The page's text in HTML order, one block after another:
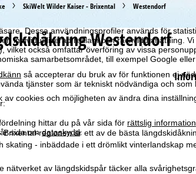
optimal webbupplevelse hämtar vi användardata
Dessa användningsprofiler används för
individualiserad reklam och räckviddsmätning.
vilket också omfattar överföring av vissa
samarbetsområdet, till exempel Google eller
så accepterar du bruk av för funktionen ej
tjänster som är tekniskt nödvändiga och som
av cookies och möjligheten av ändra dina
hittar du på vår sida för rättslig information
sida omdataskydd.
SkiWelt Wilder Kaiser - Brixental Westendorf
Westendorf
Brixental-regionen är ett av de bästa
skating - inbäddade i ett drömlikt vinterlandskap
nätverket av längdskidspår täcker alla